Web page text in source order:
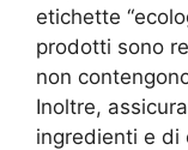
etichette
prodotti sono
non
Inoltre,
ingredienti e di